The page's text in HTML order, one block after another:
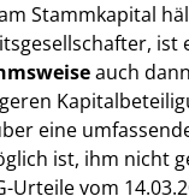
Stammkapital
ist
auch
eine
ist, ihm nicht
vom